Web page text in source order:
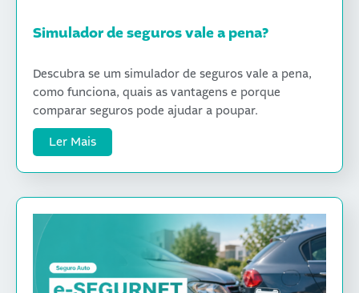
Simulador de seguros vale a pena?
Descubra se um simulador de seguros vale a pena,
como funciona, quais as vantagens e porque
comparar seguros pode ajudar a poupar.
Ler Mais